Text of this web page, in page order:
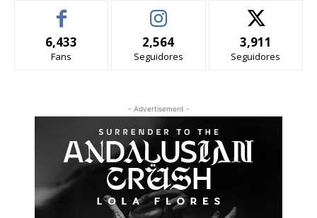
6,433
Fans
2,564
Seguidores
3,911
Seguidores
- Advertisement -